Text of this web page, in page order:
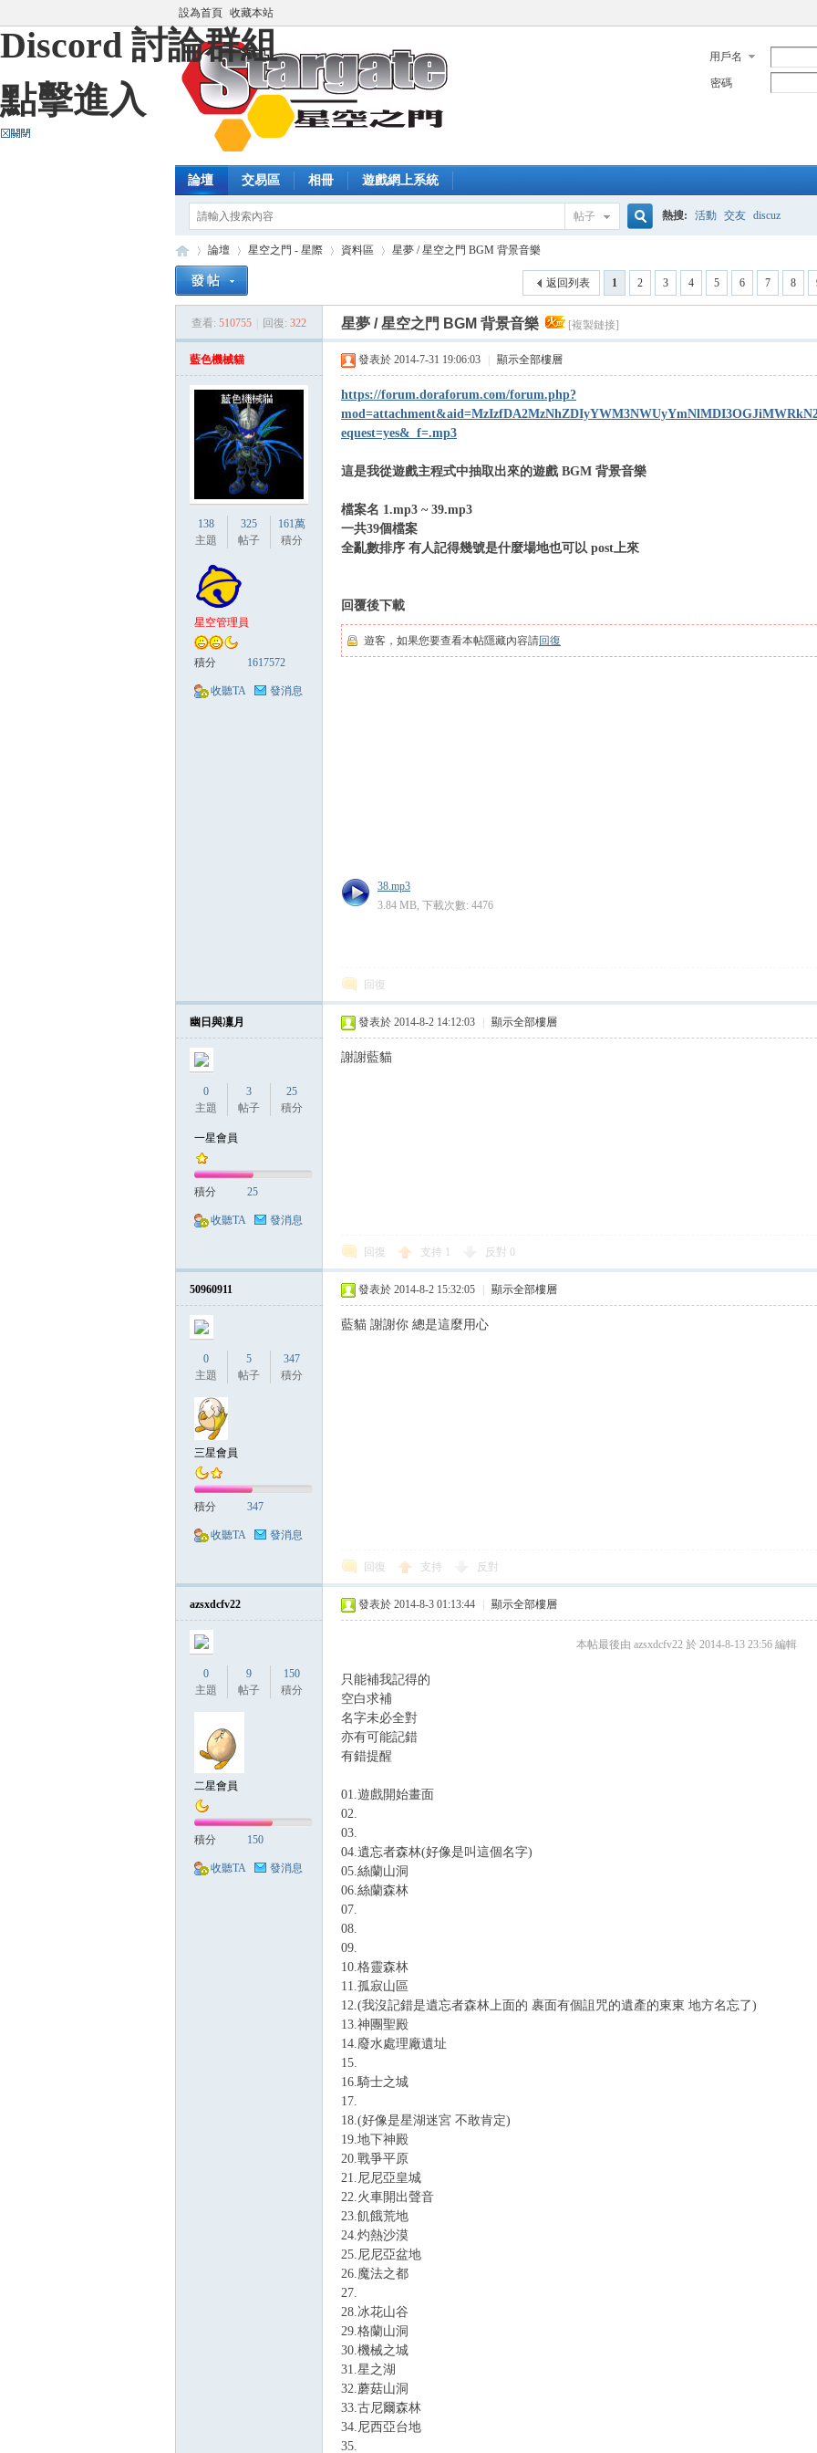
設為首頁 收藏本站
用戶名
密碼
論壇 交易區 相冊 遊戲網上系統
帖子 熱搜: 活動 交友 discuz
»
論壇
›
星空之門 - 星際 資料區
›
星夢 / 星空之門 BGM 背景音樂
1 2 3 4 5 6 7 8
返回列表
查看: 510755 回復: 322 星夢 / 星空之門 BGM 背景音樂 [複製鏈接]
藍色機械貓
138
主題
325
帖子
161萬
積分
星空管理員
積分 1617572
收聽TA 發消息
發表於 2014-7-31 19:06:03 顯示全部樓層
https://forum.doraforum.com/forum.php?
equest=yes&_f=.mp3
這是我從遊戲主程式中抽取出來的遊戲 BGM 背景音樂
檔案名 1.mp3 ~ 39.mp3
一共39個檔案
全亂數排序 有人記得幾號是什麼場地也可以 post上來
回覆後下載
遊客，如果您要查看本帖隱藏內容請回復
38.mp3
3.84 MB, 下載次數: 4476
回復
幽日與凜月
0
主題
3
帖子
25
積分
一星會員
積分 25
收聽TA 發消息
發表於 2014-8-2 14:12:03 顯示全部樓層
謝謝藍貓
回復 支持 反對 0
50960911
0
主題
5
帖子
347
積分
三星會員
積分 347
收聽TA 發消息
發表於 2014-8-2 15:32:05 顯示全部樓層
藍貓 謝謝你 總是這麼用心
回復 支持 反對
azsxdcfv22
0
主題
9
帖子
150
積分
二星會員
積分 150
收聽TA 發消息
發表於 2014-8-3 01:13:44 顯示全部樓層
本帖最後由 azsxdcfv22 於 2014-8-13 23:56 編輯
只能補我記得的
空白求補
名字未必全對
亦有可能記錯
有錯提醒
01.遊戲開始畫面
02.
03.
04.遺忘者森林(好像是叫這個名字)
05.絲蘭山洞
06.絲蘭森林
07.
08.
09.
10.格靈森林
11.孤寂山區
12.(我沒記錯是遺忘者森林上面的 裹面有個詛咒的遺產的東東 地方名忘了)
13.神團聖殿
14.廢水處理廠遺址
15.
16.騎士之城
17.
18.(好像是星湖迷宮 不敢肯定)
19.地下神殿
20.戰爭平原
21.尼尼亞皇城
22.火車開出聲音
23.飢餓荒地
24.灼熱沙漠
25.尼尼亞盆地
26.魔法之都
27.
28.冰花山谷
29.格蘭山洞
30.機械之城
31.星之湖
32.蘑菇山洞
33.古尼爾森林
34.尼西亞台地
35.
Discord 討論群組
點擊進入